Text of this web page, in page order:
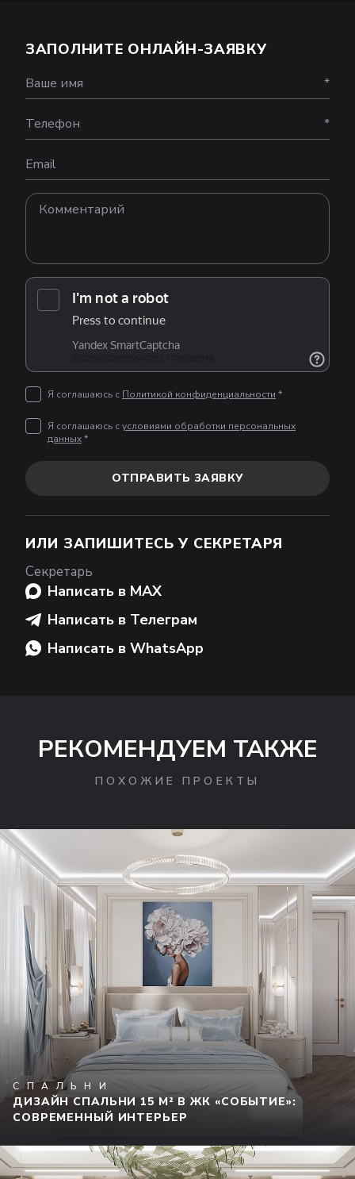
ЗАПОЛНИТЕ ОНЛАЙН-ЗАЯВКУ
Ваше имя *
Телефон *
Email
Я соглашаюсь с Политикой конфиденциальности *
Я соглашаюсь сусловиями обработки персональных
данных*
ОТПРАВИТЬ ЗАЯВКУ
ИЛИ ЗАПИШИТЕСЬ У СЕКРЕТАРЯ
Секретарь
Написать в MAX
Написать в Телеграм
Написать в WhatsApp
РЕКОМЕНДУЕМ ТАКЖЕ
ПОХОЖИЕ ПРОЕКТЫ
СПАЛЬНИ
ДИЗАЙН СПАЛЬНИ 15 М² В ЖК «СОБЫТИЕ»:
СОВРЕМЕННЫЙ ИНТЕРЬЕР